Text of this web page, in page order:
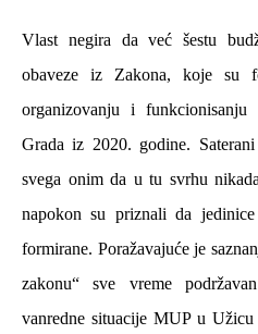
Vlast negira da već šestu
obaveze iz Zakona, koje su
organizovanju i
Grada iz 2020. godine.
svega onim da u tu svrhu
napokon su priznali da
formirane. Poražavajuće je
zakonu“ sve vreme
vanredne situacije MUP u